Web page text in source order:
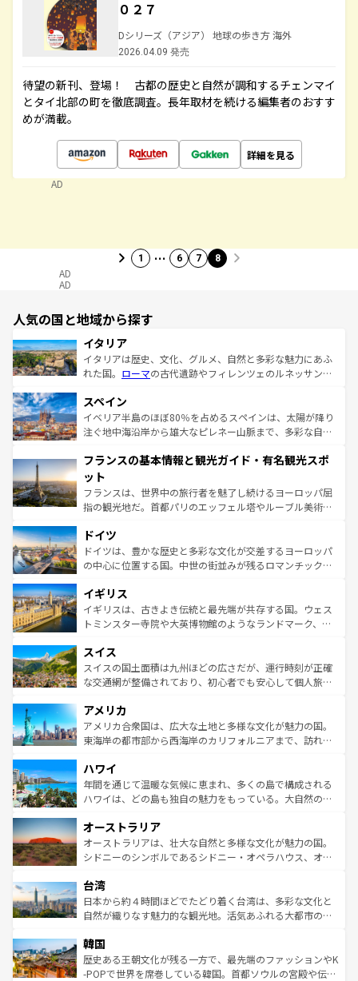
０２７
Dシリーズ（アジア） 地球の歩き方 海外
2026.04.09 発売
待望の新刊、登場！ 古都の歴史と自然が調和するチェンマイ
とタイ北部の町を徹底調査。長年取材を続ける編集者のおすす
めが満載。
詳細を見る
AD
1 … 6 7 8
AD
AD
人気の国と地域から探す
イタリア
イタリアは歴史、文化、グルメ、自然と多彩な魅力にあふ
れた国。 ローマの古代遺跡やフィレンツェのルネッサンス
ろん、トスカーナの美しい田園風景やアマルフィ海岸の絶
景など、自然景観も見逃せない。観光の合間には、本場の
ピザやパスタなど、絶品のイタリア料理を堪能することも
ませてくれるイタリアで、忘れられない旅をしてみよう！
なお、新着のイタリア情報は
しい。
スペイン
イベリア半島のほぼ80％を占めるスペインは、太陽が降り
注ぐ地中海沿岸から雄大なピレネー山脈まで、多彩な自然
文化が根付くこの国では、情熱的なフラメンコ、熱気あふ
れる闘牛、そして美味しいタパスが生活の一部となってい
る。首都マドリードの洗練された雰囲気や、バルセロナの
アートに溢れた街角から、地方では古代ローマ遺跡や中世
せる。地方によって風土や気候が異なるスペインはその個
性で訪れる人を魅了する。 なお、新着のスペイン情報は コ
ンテンツ一覧を参照してほしい。
フランスの基本情報と観光ガイド・有名観光スポ
ット
フランスは、世界中の旅行者を魅了し続けるヨーロッパ屈
指の観光地だ。首都パリのエッフェル塔やルーブル美術館
で、幅広い魅力が詰まっている。華麗な宮殿、歴史的な大
聖堂、美しいビーチ、そして豊かな自然が、訪れる者を心
から魅了する。また、フランスは美食の国としても知ら
いる。シャンパンの発祥地であるランス、プロヴァンスの
香り高いラベンダー畑など、多彩な楽しみ方が可能だ。さ
らに、パリ以外の地域にも魅力が溢れており、どの街角に
れる地方に足を運ぶとそれぞれで全く異なる文化を体験で
きるだろう。 なお、新着のフランス情報はコンテンツ一覧
を参照してほしい。
ドイツ
ドイツは、豊かな歴史と多彩な文化が交差するヨーロッパ
の中心に位置する国。中世の街並みが残るロマンチック街
顔を持つこの国は、どこを歩いても飽きることがない。ベ
ルリンの文化的活気、バイエルン州のアルプスの絶景、そ
してライン川沿いのワイン畑といった風景は必見。ビール
は、お酒好きな人にはぜひ体験してほしい。 なお、新着の
ドイツ情報はコンテンツ一覧を参照してほしい。
イギリス
イギリスは、古きよき伝統と最先端が共存する国。ウェス
トミンスター寺院や大英博物館のようなランドマーク、歴
リアごとに異なる魅力がある。また、優雅なアフタヌーン
ティー、ビール好きにはたまらない英国パブ、サッカー観
戦など、本場だからこそできる体験も豊富。イギリスを旅
ンツ一覧を参照してほしい。
スイス
スイスの国土面積は九州ほどの広さだが、運行時刻が正確
な交通網が整備されており、初心者でも安心して個人旅行
の建物がそのまま残る町や、スイスならではのユニークな
博物館もあり、アルプス観光だけでなく町歩きも満喫する
ことができる。国民の所得が高いため物価も高いが、旅行
ば市内交通費無料で観光を楽しむこともできる。 なお、新
着のスイス情報はコンテンツ一覧 を参照してほしい。
アメリカ
アメリカ合衆国は、広大な土地と多様な文化が魅力の国。
東海岸の都市部から西海岸のカリフォルニアまで、訪れる
のような巨大都市は、観光、ショッピング、エンターテイ
ンメントが詰まった刺激的なスポットだ。一方、アメリカ
西部には大自然が広がり、グランドキャニオンやイエロー
部のニューオーリンズでは、音楽と美食が融合した独特の
文化が魅力。旅行者はアメリカの各地域で異なる魅力を楽
しみながら、その多様性と豊かな歴史を感じることができ
ならではの贅沢な旅のスタイルだ。 なお、新着のアメリカ
情報はコンテンツ一覧を参照してほしい。
ハワイ
年間を通じて温暖な気候に恵まれ、多くの島で構成される
ハワイは、どの島も独自の魅力をもっている。大自然の神
ワイ島は見逃せない。また、定番の観光地といえばオアフ
島だが、静かな自然を求めるならマウイ島やカウアイ島が
おすすめ。エメラルドグリーンに輝く海をはじめ、豊かな
れるおもてなしの心で訪れる人々を迎えてくれるハワイの
人々、おいしいローカルフードやハワイアンミュージッ
ク、伝統的なフラダンスなど、すべてがハワイの魅力を彩
ワイを、存分に味わってほしい。 なお、新着のハワイ情報
はコンテンツ一覧を参照してほしい。
オーストラリア
オーストラリアは、壮大な自然と多様な文化が魅力の国。
シドニーのシンボルであるシドニー・オペラハウス、オー
リアリーフや大陸中央部にそびえるウルル（エアーズロッ
ク）、タスマニアの美しい原生林やケアンズの熱帯雨林な
ど、見どころがたくさん。また、カフェやワイン、オージ
いる。アクティビティも充実しており、サーフィンやダイ
ビング、ハイキングなど、アウトドア好きにはたまらな
い。オーストラリアの多彩な魅力を存分に味わいつくそ
台湾
日本から約４時間ほどでたどり着く台湾は、多彩な文化と
自然が織りなす魅力的な観光地。活気あふれる大都市の台
ン）、静ひつな山岳地帯である台湾東部など、都市の喧騒
と山間の静けさが共存しており、訪れる人に新しい発見と
驚きをもたらしてくれる。また、奥深い台湾の食文化も魅
韓国
歴史ある王朝文化が残る一方で、最先端のファッションやK
-POPで世界を席巻している韓国。首都ソウルの宮殿や伝統